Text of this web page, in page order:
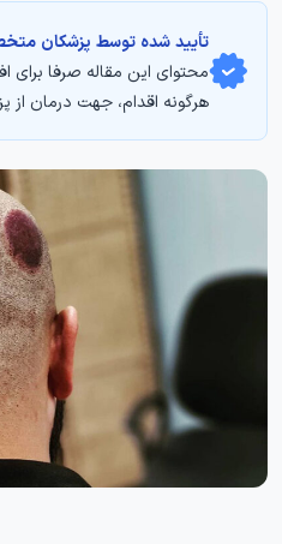
تأیید‌‌‌‌‌‌‌ شده توسط پزشکان
محتوای این مقاله صرفا
هرگونه اقدام، جهت درمان از